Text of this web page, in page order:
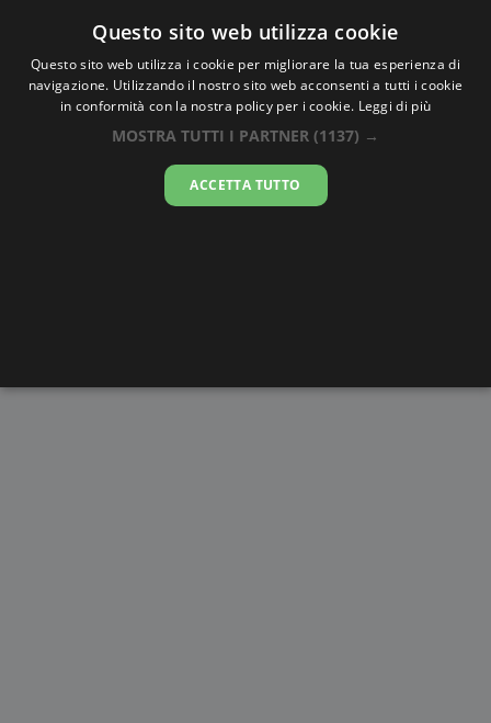
Oraesatta.co
Ora EsattaSaylac
04:53:34
Questo sito web utilizza cookie
Questo sito web utilizza i cookie per migliorare la tua esperienza di
navigazione. Utilizzando il nostro sito web acconsenti a tutti i cookie
in conformità con la nostra policy per i cookie. Leggi di più
MOSTRA TUTTI I PARTNER (1137) →
ACCETTA TUTTO